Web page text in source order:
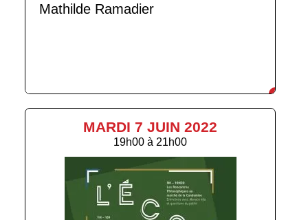
Mathilde Ramadier
MARDI 7 JUIN 2022
19h00 à 21h00